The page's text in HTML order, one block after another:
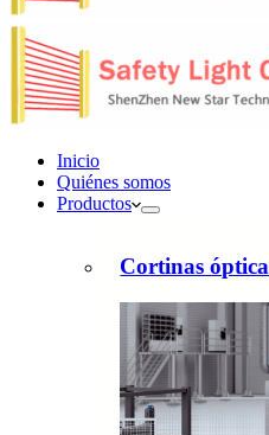
Inicio
Quiénes somos
Productos
Cortinas